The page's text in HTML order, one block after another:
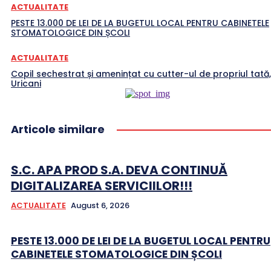
ACTUALITATE
PESTE 13.000 DE LEI DE LA BUGETUL LOCAL PENTRU CABINETELE
STOMATOLOGICE DIN ȘCOLI
ACTUALITATE
Copil sechestrat și amenințat cu cutter-ul de propriul
Uricani
Articole similare
S.C. APA PROD S.A. DEVA CONTINUĂ
DIGITALIZAREA SERVICIILOR!!!
ACTUALITATE August 6, 2026
PESTE 13.000 DE LEI DE LA BUGETUL LOCAL PENTRU
CABINETELE STOMATOLOGICE DIN ȘCOLI